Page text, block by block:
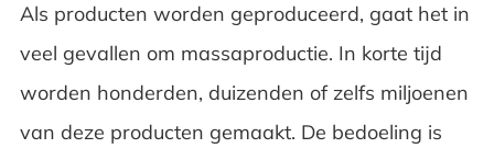
Als producten worden geproduceerd, gaat het in
veel gevallen om massaproductie. In korte tijd
worden honderden, duizenden of zelfs miljoenen
van deze producten gemaakt. De bedoeling is